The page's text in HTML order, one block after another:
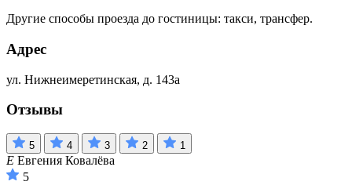
Другие способы проезда до гостиницы: такси, трансфер.
Адрес
ул. Нижнеимеретинская, д. 143а
Отзывы
5 4 3 2 1
Е Евгения Ковалёва
5